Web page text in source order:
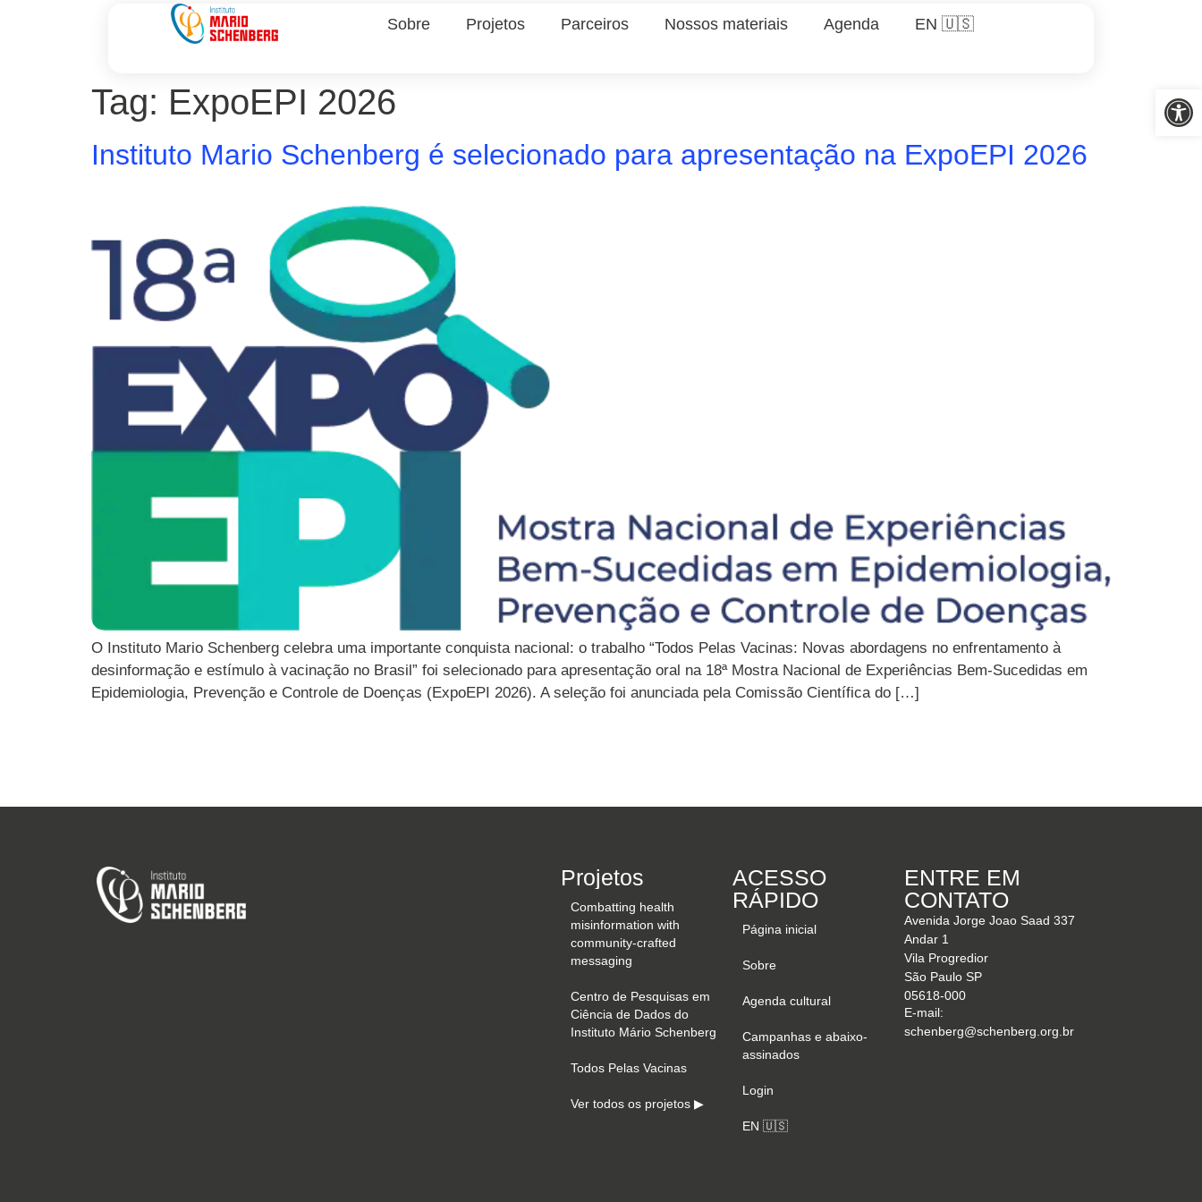
Sobre Projetos Parceiros Nossos materiais Agenda EN 🇺🇸
Tag: ExpoEPI 2026
Instituto Mario Schenberg é selecionado para apresentação na ExpoEPI 2026
O Instituto Mario Schenberg celebra uma importante conquista nacional: o trabalho “Todos Pelas Vacinas: Novas abordagens no enfrentamento à
desinformação e estímulo à vacinação no Brasil” foi selecionado para apresentação oral na 18ª Mostra Nacional de Experiências Bem-Sucedidas em
Epidemiologia, Prevenção e Controle de Doenças (ExpoEPI 2026). A seleção foi anunciada pela Comissão Científica do […]
Projetos
Combatting health
misinformation with
community-crafted
messaging
Centro de Pesquisas em
Ciência de Dados do
Instituto Mário Schenberg
Todos Pelas Vacinas
Ver todos os projetos ▶
ACESSO
RÁPIDO
Página inicial
Sobre
Agenda cultural
Campanhas e abaixo-
assinados
Login
EN 🇺🇸
ENTRE EM
CONTATO
Avenida Jorge Joao Saad 337
Andar 1
Vila Progredior
São Paulo SP
05618-000
E-mail:
schenberg@schenberg.org.br
Abrir